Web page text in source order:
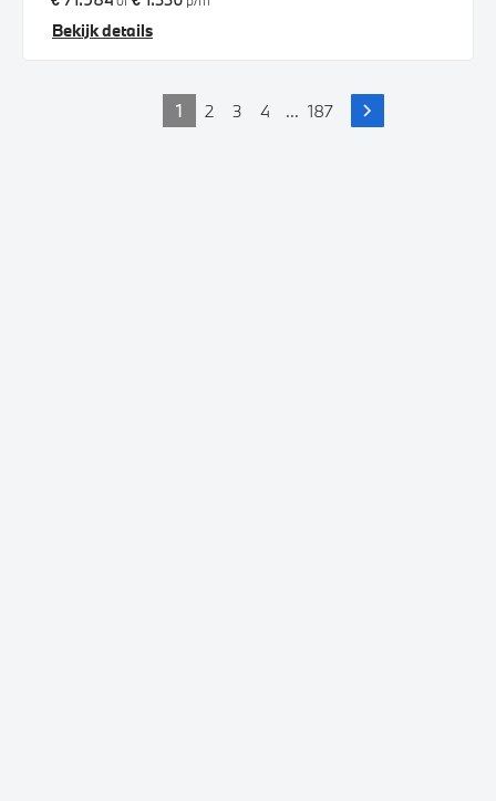
Bekijk details
1 2 3 4 ... 187